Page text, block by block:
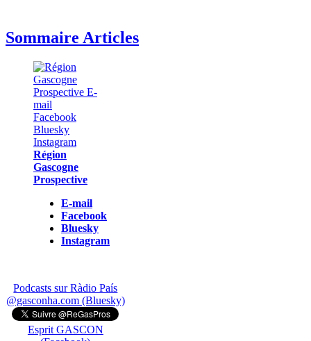
Sommaire Articles
Région
Gascogne
Prospective
E-mail
Facebook
Bluesky
Instagram
Podcasts sur Ràdio País
@gasconha.com (Bluesky)
Esprit GASCON